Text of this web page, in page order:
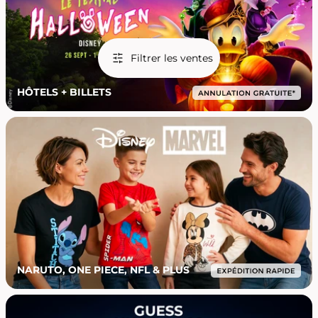
HÔTELS + BILLETS
NARUTO, ONE PIECE, NFL & PLUS
Filtrer les ventes